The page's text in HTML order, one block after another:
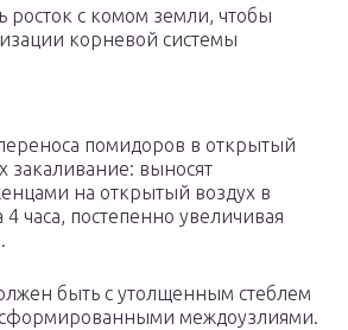
росток с комом земли, чтобы
корневой системы
помидоров в открытый
закаливание: выносят
на открытый воздух в
часа, постепенно увеличивая
быть с утолщенным стеблем
междоузлиями.